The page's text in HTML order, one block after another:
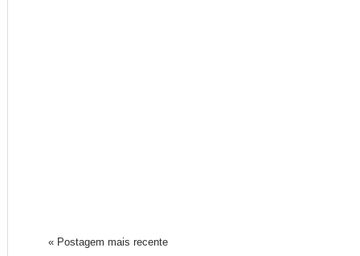
« Postagem mais recente